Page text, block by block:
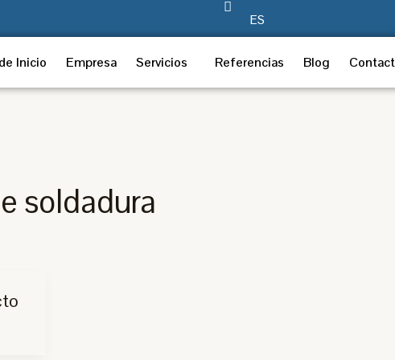
ES
Inicio Empresa Servicios Referencias Blog
soldadura